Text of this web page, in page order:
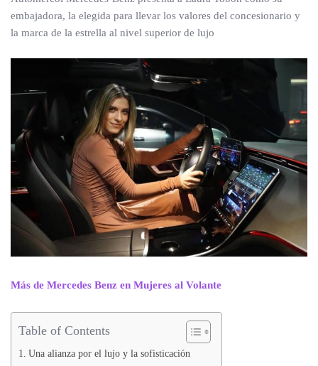
embajadora, la elegida para llevar los valores del concesionario y
la marca de la estrella al nivel superior de lujo
Más de Mercedes Benz en Mujeres al Volante
Table of Contents
Una alianza por el lujo y la sofisticación